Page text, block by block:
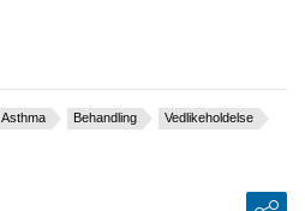
Asthma Behandling
Vedlikeholdelse